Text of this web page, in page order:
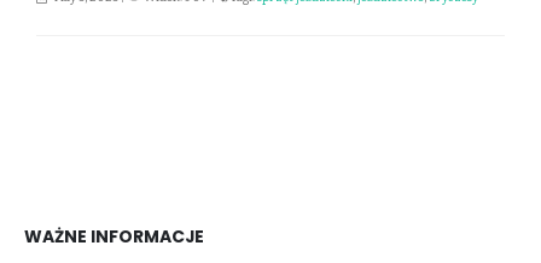
WAŻNE INFORMACJE